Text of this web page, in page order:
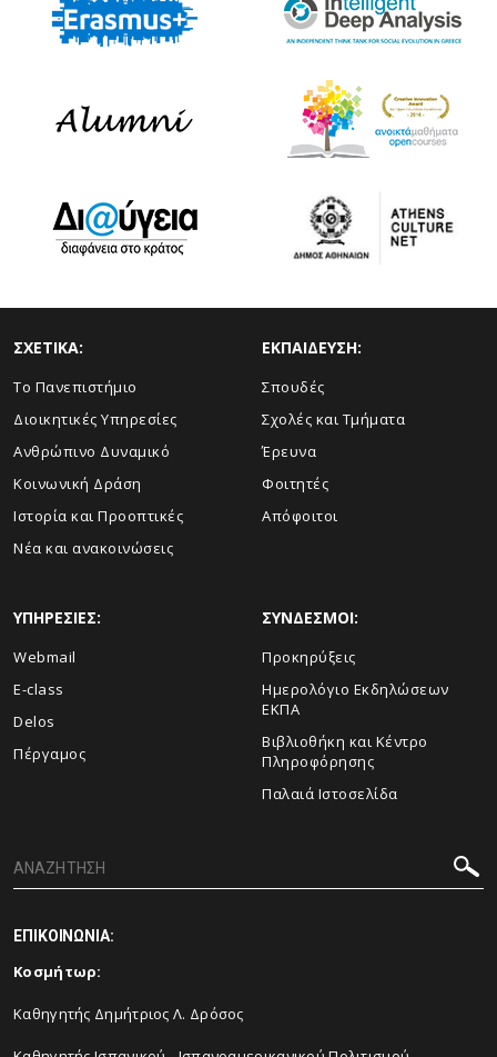
ΣΧΕΤΙΚΑ:
Το Πανεπιστήμιο
Διοικητικές Υπηρεσίες
Ανθρώπινο Δυναμικό
Κοινωνική Δράση
Ιστορία και Προοπτικές
Νέα και ανακοινώσεις
ΕΚΠΑΙΔΕΥΣΗ:
Σπουδές
Σχολές και Τμήματα
Έρευνα
Φοιτητές
Απόφοιτοι
ΥΠΗΡΕΣΙΕΣ:
Webmail
E-class
Delos
Πέργαμος
ΣΥΝΔΕΣΜΟΙ:
Προκηρύξεις
Ημερολόγιο Εκδηλώσεων
ΕΚΠΑ
Βιβλιοθήκη και Κέντρο
Πληροφόρησης
Παλαιά Ιστοσελίδα
ΕΠΙΚΟΙΝΩΝΙΑ:
Κοσμήτωρ:
Καθηγητής Δημήτριος Λ. Δρόσος